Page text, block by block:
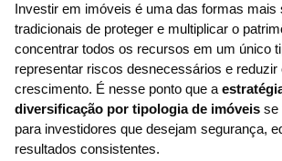
Investir em imóveis é uma das formas mais
tradicionais de proteger e multiplicar o
concentrar todos os recursos em um único
representar riscos desnecessários e reduzir
crescimento. É nesse ponto que a
diversificação por tipologia de imóveis se
para investidores que desejam segurança,
resultados consistentes.